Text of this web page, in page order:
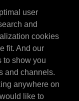
user
and
cookies
fit. And our
to show you
and channels.
anywhere on
like to